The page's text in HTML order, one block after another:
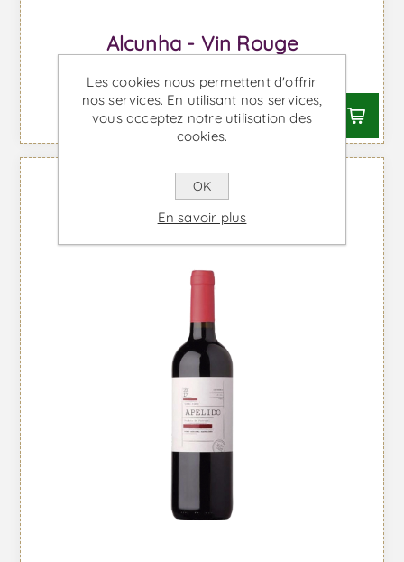
Alcunha - Vin Rouge
À partir de €36,23 TTC
Les cookies nous permettent d'offrir
nos services. En utilisant nos services,
vous acceptez notre utilisation des
cookies.
OK
En savoir plus